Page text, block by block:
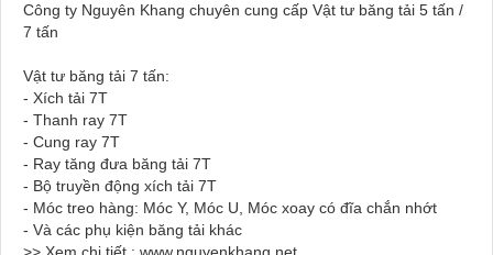
Công ty Nguyên Khang chuyên cung cấp Vật tư băng tải 5 tấn /
7 tấn
Vật tư băng tải 7 tấn:
- Xích tải 7T
- Thanh ray 7T
- Cung ray 7T
- Ray tăng đưa băng tải 7T
- Bộ truyền động xích tải 7T
- Móc treo hàng: Móc Y, Móc U, Móc xoay có đĩa chắn nhớt
- Và các phụ kiện băng tải khác